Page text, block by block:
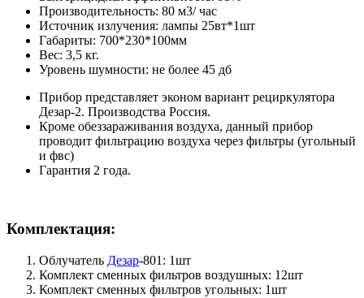
Производительность: 80 м3/ час
Источник излучения: лампы 25вт*1шт
Габариты: 700*230*100мм
Вес: 3,5 кг.
Уровень шумности: не более 45 дб
Прибор представляет эконом вариант рециркулятора
Дезар-2. Производства Россия.
Кроме обеззараживания воздуха, данный прибор
проводит фильтрацию воздуха через фильтры (угольный
и фвс)
Гарантия 2 года.
Комплектация:
Облучатель Дезар-801: 1шт
Комплект сменных фильтров воздушных: 12шт
Комплект сменных фильтров угольных: 1шт